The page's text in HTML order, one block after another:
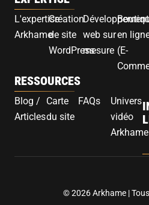
L'expertise
Arkhame
Création
de site
WordPress
Développement
web sur
mesure
en
(E-
RESSOURCES
Blog /
Articles
Carte
du site
FAQs
Univers
vidéo
Arkhame
© 2026 Arkhame |